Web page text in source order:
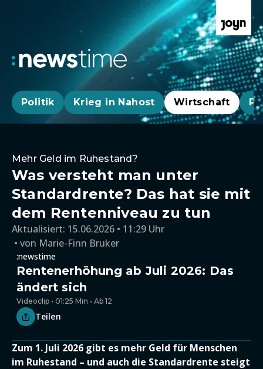
Politik Krieg in Nahost Wirtschaft
Mehr Geld im Ruhestand?
Was versteht man unter
Standardrente? Das hat sie mit
dem Rentenniveau zu tun
Aktualisiert: 15.06.2026 • 11:29 Uhr
von Marie-Finn Bruker
:newstime
Rentenerhöhung ab Juli 2026: Das
ändert sich
Videoclip • 01:25 Min • Ab 12
Teilen
Zum 1. Juli 2026 gibt es mehr Geld für Menschen
im Ruhestand – und auch die Standardrente steigt